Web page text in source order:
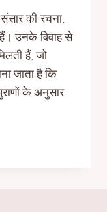
की रचना,
उनके विवाह से
हैं, जो
जाता है कि
के अनुसार